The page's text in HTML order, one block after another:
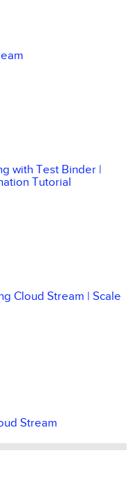
with Test Binder |
Tutorial
Cloud Stream | Scale
Stream